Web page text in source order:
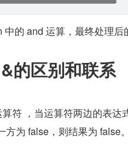
的 and 运算，最终处理后
的区别和联系
算符 ，当运算符两边的表
为 false，则结果为 false。